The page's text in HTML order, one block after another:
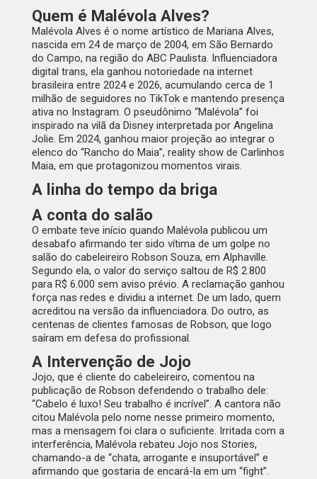
Quem é Malévola Alves?
Malévola Alves é o nome artístico de Mariana Alves,
nascida em 24 de março de 2004, em São Bernardo
do Campo, na região do ABC Paulista. Influenciadora
digital trans, ela ganhou notoriedade na internet
brasileira entre 2024 e 2026, acumulando cerca de 1
milhão de seguidores no TikTok e mantendo presença
ativa no Instagram. O pseudônimo “Malévola” foi
inspirado na vilã da Disney interpretada por Angelina
Jolie. Em 2024, ganhou maior projeção ao integrar o
elenco do “Rancho do Maia”, reality show de Carlinhos
Maia, em que protagonizou momentos virais.
A linha do tempo da briga
A conta do salão
O embate teve início quando Malévola publicou um
desabafo afirmando ter sido vítima de um golpe no
salão do cabeleireiro Robson Souza, em Alphaville.
Segundo ela, o valor do serviço saltou de R$ 2.800
para R$ 6.000 sem aviso prévio. A reclamação ganhou
força nas redes e dividiu a internet. De um lado, quem
acreditou na versão da influenciadora. Do outro, as
centenas de clientes famosas de Robson, que logo
saíram em defesa do profissional.
A Intervenção de Jojo
Jojo, que é cliente do cabeleireiro, comentou na
publicação de Robson defendendo o trabalho dele:
“Cabelo é luxo! Seu trabalho é incrível”. A cantora não
citou Malévola pelo nome nesse primeiro momento,
mas a mensagem foi clara o suficiente. Irritada com a
interferência, Malévola rebateu Jojo nos Stories,
chamando-a de “chata, arrogante e insuportável” e
afirmando que gostaria de encará-la em um “fight”.